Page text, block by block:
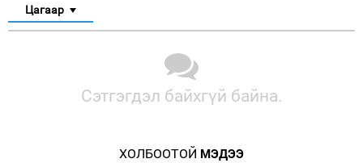
Цагаар
Сэтгэгдэл байхгүй байна.
ХОЛБООТОЙ МЭДЭЭ